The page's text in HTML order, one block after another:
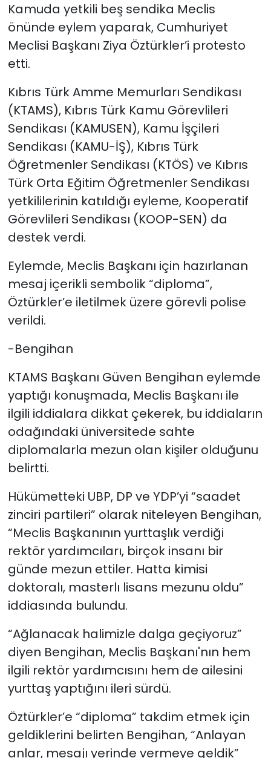
Kamuda yetkili beş sendika Meclis
önünde eylem yaparak, Cumhuriyet
Meclisi Başkanı Ziya Öztürkler’i protesto
etti.
Kıbrıs Türk Amme Memurları Sendikası
(KTAMS), Kıbrıs Türk Kamu Görevlileri
Sendikası (KAMUSEN), Kamu İşçileri
Sendikası (KAMU-İŞ), Kıbrıs Türk
Öğretmenler Sendikası (KTÖS) ve Kıbrıs
Türk Orta Eğitim Öğretmenler Sendikası
yetkililerinin katıldığı eyleme, Kooperatif
Görevlileri Sendikası (KOOP-SEN) da
destek verdi.
Eylemde, Meclis Başkanı için hazırlanan
mesaj içerikli sembolik “diploma”,
Öztürkler’e iletilmek üzere görevli polise
verildi.
-Bengihan
KTAMS Başkanı Güven Bengihan eylemde
yaptığı konuşmada, Meclis Başkanı ile
ilgili iddialara dikkat çekerek, bu iddiaların
odağındaki üniversitede sahte
diplomalarla mezun olan kişiler olduğunu
belirtti.
Hükümetteki UBP, DP ve YDP’yi “saadet
zinciri partileri” olarak niteleyen Bengihan,
“Meclis Başkanının yurttaşlık verdiği
rektör yardımcıları, birçok insanı bir
günde mezun ettiler. Hatta kimisi
doktoralı, masterlı lisans mezunu oldu”
iddiasında bulundu.
“Ağlanacak halimizle dalga geçiyoruz”
diyen Bengihan, Meclis Başkanı'nın hem
ilgili rektör yardımcısını hem de ailesini
yurttaş yaptığını ileri sürdü.
Öztürkler’e “diploma” takdim etmek için
geldiklerini belirten Bengihan, “Anlayan
anlar, mesajı yerinde vermeye geldik”
Politika
SAĞLIK
Teknoloji
TÜRKiYE
Video Galeri
YAŞAM
Yazarlar